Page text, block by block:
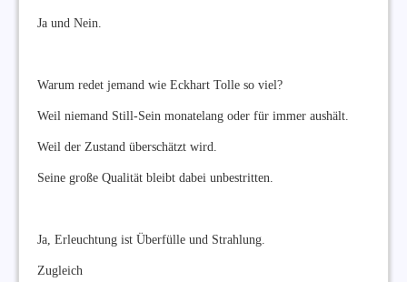
Ja und Nein.
Warum redet jemand wie Eckhart Tolle so viel?
Weil niemand Still-Sein monatelang oder für immer aushält.
Weil der Zustand überschätzt wird.
Seine große Qualität bleibt dabei unbestritten.
Ja, Erleuchtung ist Überfülle und Strahlung.
Zugleich